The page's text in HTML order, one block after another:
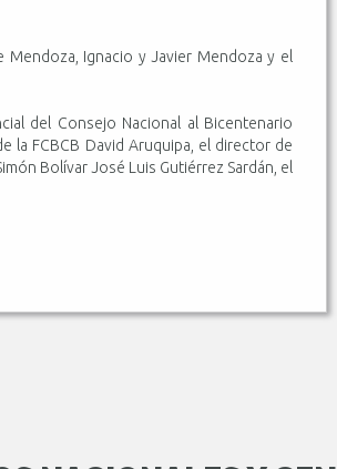
Ignacio y Javier Mendoza y el
del Consejo Nacional al Bicentenario
la FCBCB David Aruquipa, el director de
Bolívar José Luis Gutiérrez Sardán, el